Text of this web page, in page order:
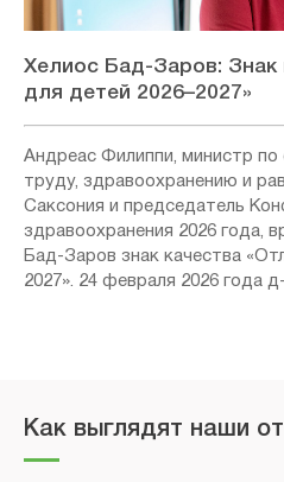
Хелиос Бад-Заров: Знак
для детей 2026–2027»
Андреас Филиппи, министр по
труду, здравоохранению и
Саксония и председатель
здравоохранения 2026 года,
Бад-Заров знак качества
2027». 24 февраля 2026 года
Как выглядят наши